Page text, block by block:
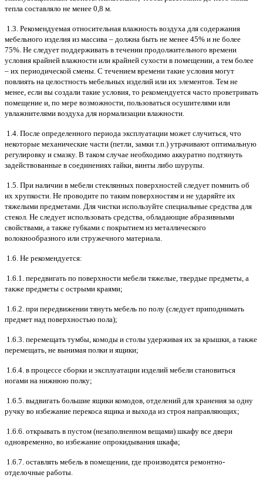
тепла составляло не менее 0,8 м.
1.3. Рекомендуемая относительная влажность воздуха для содержания
мебельного изделия из массива – должна быть не менее 45% и не более
75%. Не следует поддерживать в течении продолжительного времени
условия крайней влажности или крайней сухости в помещении, а тем более
– их периодической смены. С течением времени такие условия могут
повлиять на целостность мебельных изделий или их элементов. Тем не
менее, если вы создали такие условия, то рекомендуется часто проветривать
помещение и, по мере возможности, пользоваться осушителями или
увлажнителями воздуха для нормализации влажности.
1.4. После определенного периода эксплуатации может случиться, что
некоторые механические части (петли, замки т.п.) утрачивают оптимальную
регулировку и смазку. В таком случае необходимо аккуратно подтянуть
задействованные в соединениях гайки, винты либо шурупы.
1.5. При наличии в мебели стеклянных поверхностей следует помнить об
их хрупкости. Не проводите по таким поверхностям и не ударяйте их
тяжелыми предметами. Для чистки используйте специальные средства для
стекол. Не следует использовать средства, обладающие абразивными
свойствами, а также губками с покрытием из металлического
волокнообразного или стружечного материала.
1.6. Не рекомендуется:
1.6.1. передвигать по поверхности мебели тяжелые, твердые предметы, а
также предметы с острыми краями;
1.6.2. при передвижении тянуть мебель по полу (следует приподнимать
предмет над поверхностью пола);
1.6.3. перемещать тумбы, комоды и столы удерживая их за крышки, а также
перемещать, не вынимая полки и ящики;
1.6.4. в процессе сборки и эксплуатации изделий мебели становиться
ногами на нижнюю полку;
1.6.5. выдвигать большие ящики комодов, отделений для хранения за одну
ручку во избежание перекоса ящика и выхода из строя направляющих;
1.6.6. открывать в пустом (незаполненном вещами) шкафу все двери
одновременно, во избежание опрокидывания шкафа;
1.6.7. оставлять мебель в помещении, где производятся ремонтно-
отделочные работы.